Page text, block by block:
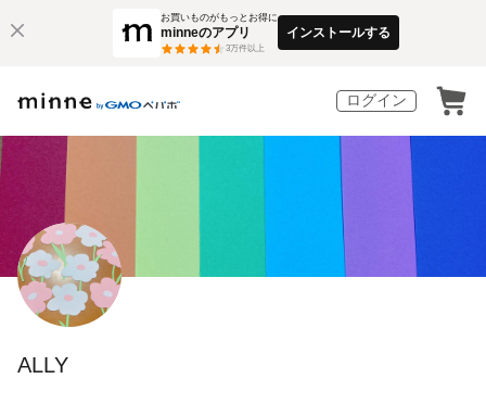
お買いものがもっとお得に
minneのアプリ
3万件以上
インストールする
ログイン
ALLY